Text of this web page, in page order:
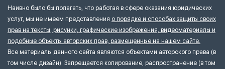
Наивно было бы полагать, что работая в сфере оказания юридических
услуг, мы не имеем представления о порядке и способах защиты своих
прав на тексты, рисунки, графические изображения, видеоматериалы и
подобные объекты авторских прав, размещенные на нашем сайте.
Все материалы данного сайта являются объектами авторского права (в
том числе дизайн). Запрещается копирование, распространение (в том